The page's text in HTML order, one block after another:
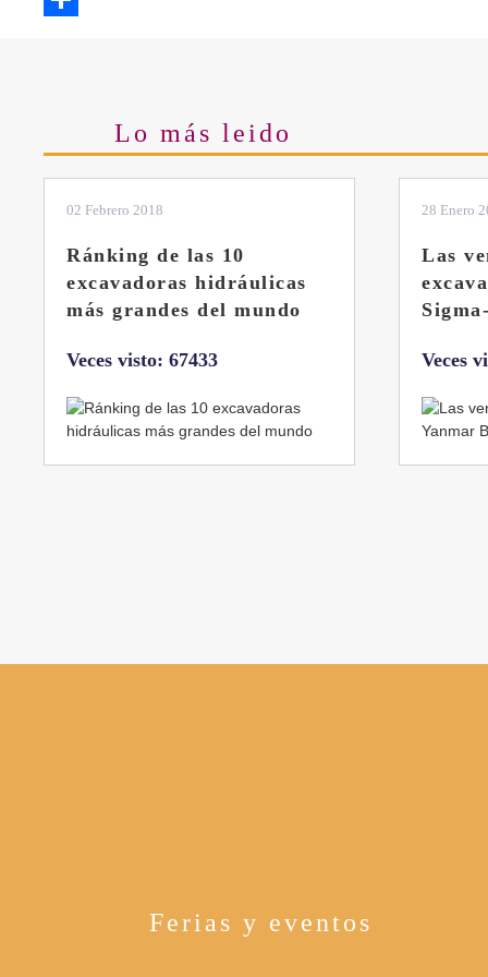
Lo más leido
28 Enero 2019
Las ventajas de la
excavadora Yanmar B7
Sigma-6
Veces visto: 32217
11 Marzo
El
Ferias y eventos